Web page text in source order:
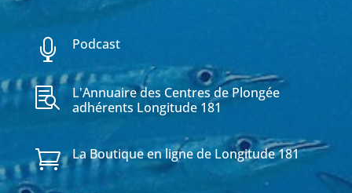
 Podcast

L'Annuaire des Centres de Plongée
adhérents Longitude 181
 La Boutique en ligne de Longitude 181